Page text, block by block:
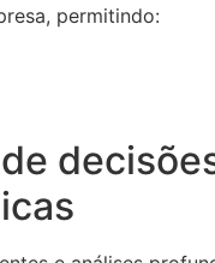
permitindo: